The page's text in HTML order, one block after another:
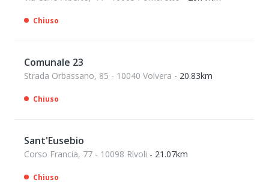
Chiuso
Comunale 23
Strada Orbassano, 85 - 10040 Volvera - 20.83km
Chiuso
Sant'Eusebio
Corso Francia, 77 - 10098 Rivoli - 21.07km
Chiuso